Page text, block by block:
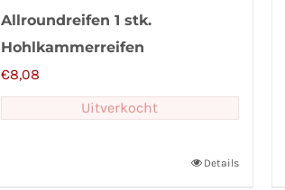
Allroundreifen 1 stk.
Hohlkammerreifen
€8,08
Uitverkocht
Details